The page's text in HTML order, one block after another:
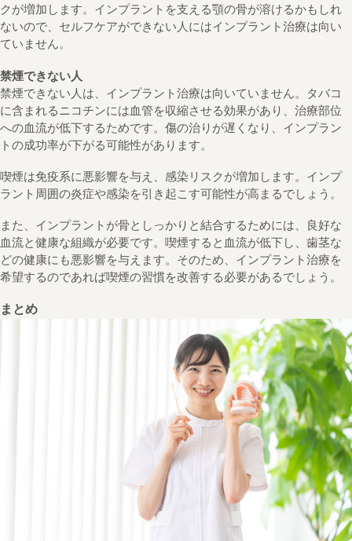
クが増加します。インプラントを支える顎の骨が溶けるかもしれ
ないので、セルフケアができない人にはインプラント治療は向い
ていません。
禁煙できない人
禁煙できない人は、インプラント治療は向いていません。タバコ
に含まれるニコチンには血管を収縮させる効果があり、治療部位
への血流が低下するためです。傷の治りが遅くなり、インプラン
トの成功率が下がる可能性があります。
喫煙は免疫系に悪影響を与え、感染リスクが増加します。インプ
ラント周囲の炎症や感染を引き起こす可能性が高まるでしょう。
また、インプラントが骨としっかりと結合するためには、良好な
血流と健康な組織が必要です。喫煙すると血流が低下し、歯茎な
どの健康にも悪影響を与えます。そのため、インプラント治療を
希望するのであれば喫煙の習慣を改善する必要があるでしょう。
まとめ